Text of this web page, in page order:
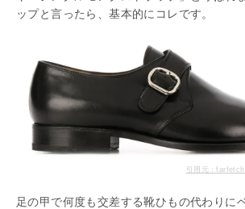
ップと言ったら、基本的にコレです。
引用元：
足の甲で何度も交差する靴ひもの代わりに